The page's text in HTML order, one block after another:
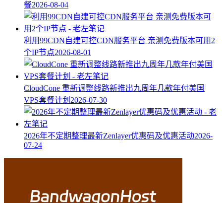
餐2026-08-04
利用99CDN自建可控CDN服务平台 亲测免费版本可用2
个IP节点2026-08-01
CloudCone 重新调整线路新推出九周年几款年付美国
VPS套餐计划 2026-07-30
2026年不定期整理最新Zenlayer优惠码及优惠活动2026-
07-24